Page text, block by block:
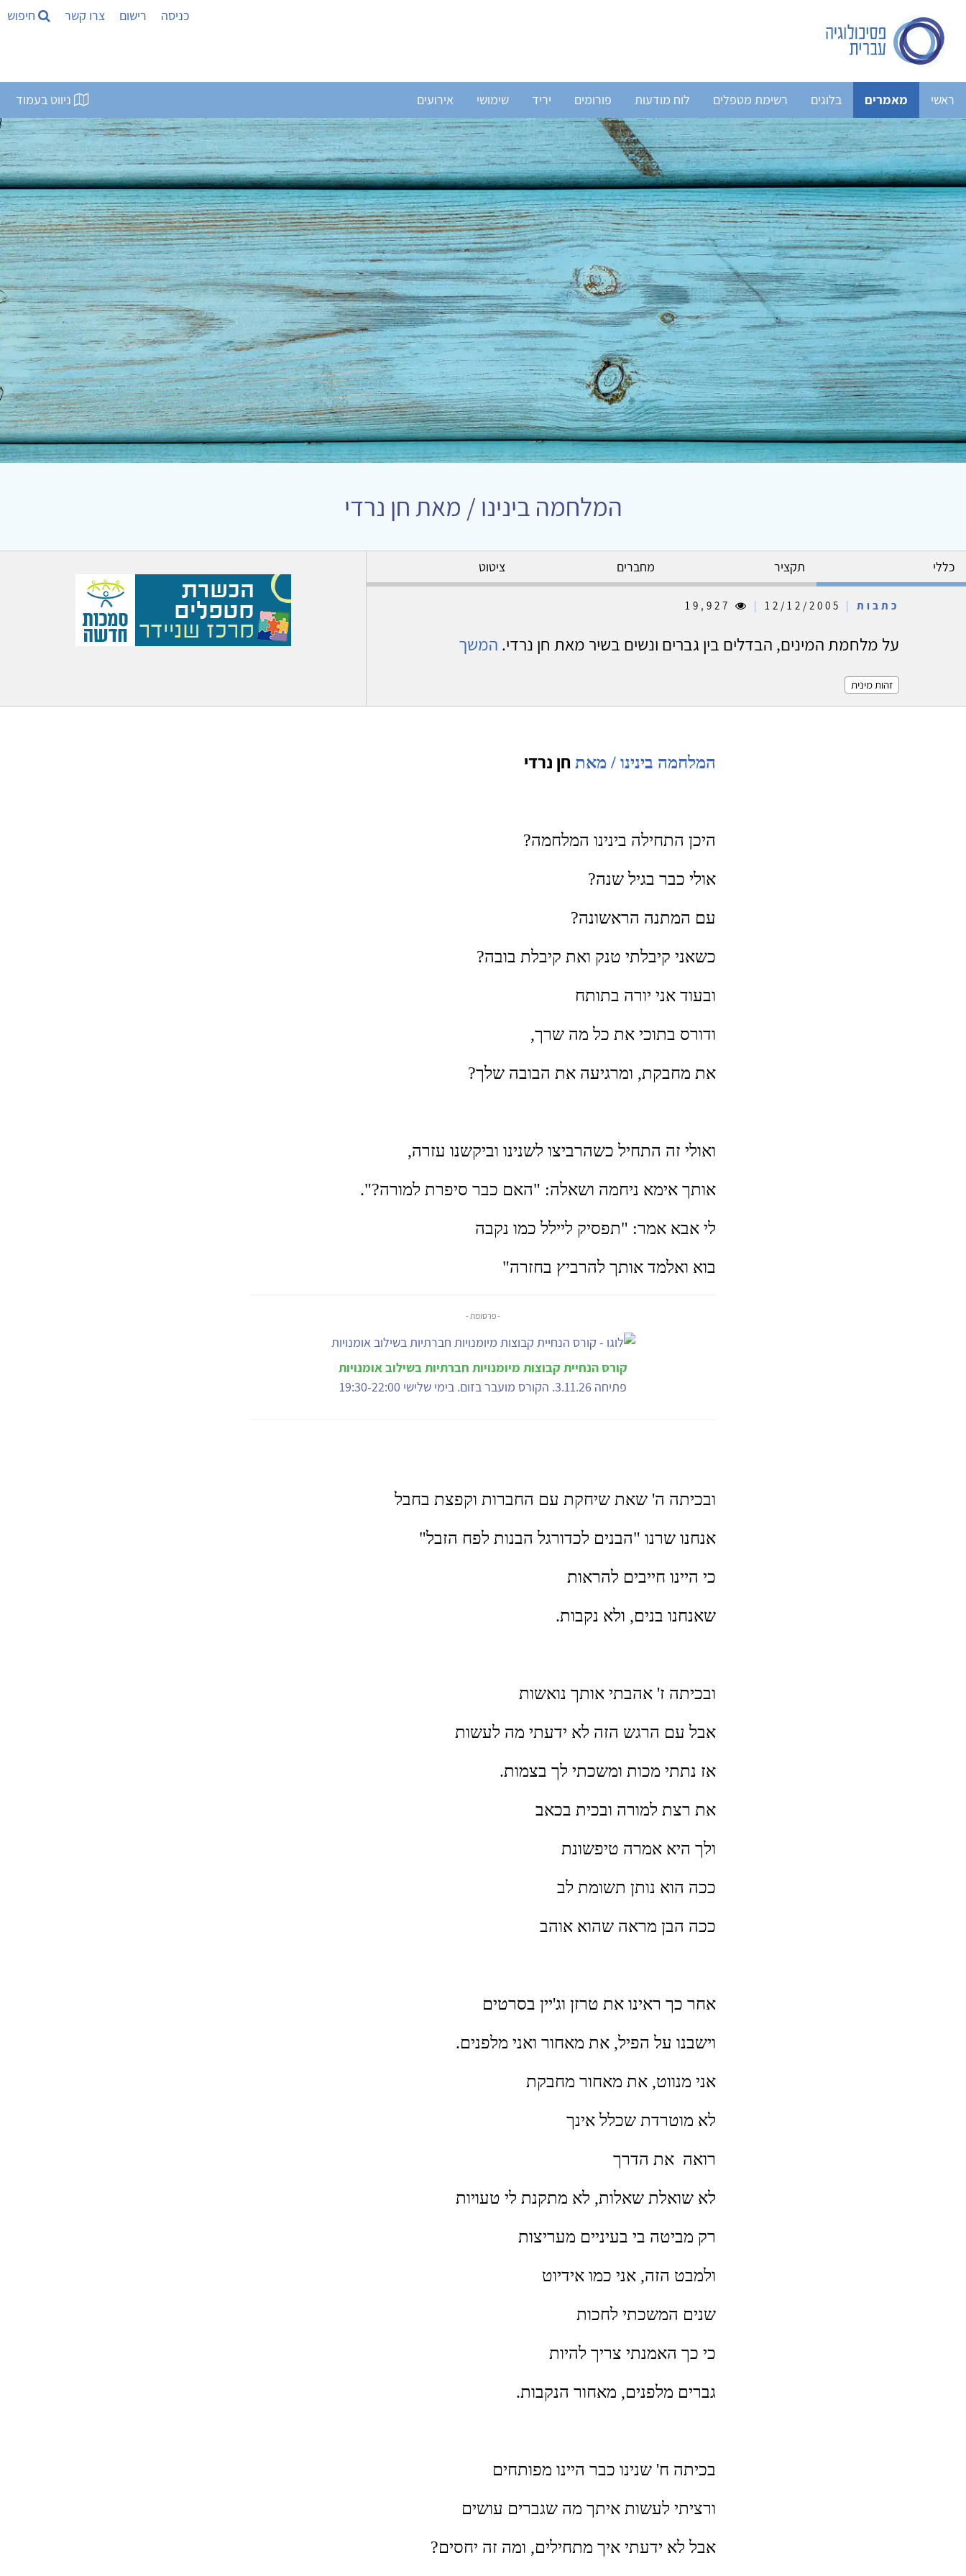
כניסה רישום צרו קשר חיפוש
ראשי מאמרים בלוגים רשימת מטפלים לוח מודעות פורומים יריד שימושי אירועים ניווט בעמוד
המלחמה בינינו / מאת חן נרדי
כללי תקציר מחברים ציטוט
כתבות |
|
על מלחמת המינים, הבדלים בין גברים ונשים בשיר מאת חן נרדי. המשך
זהות מינית
המלחמה בינינו / מאת חן נרדי
היכן התחילה בינינו המלחמה?
אולי כבר בגיל שנה?
עם המתנה הראשונה?
כשאני קיבלתי טנק ואת קיבלת בובה?
ובעוד אני יורה בתותח
ודורס בתוכי את כל מה שרך,
את מחבקת, ומרגיעה את הבובה שלך?
ואולי זה התחיל כשהרביצו לשנינו וביקשנו עזרה,
אותך אימא ניחמה ושאלה: "האם כבר סיפרת למורה?".
לי אבא אמר: "תפסיק ליילל כמו נקבה
בוא ואלמד אותך להרביץ בחזרה"
- פרסומת -
קורס הנחיית קבוצות מיומנויות חברתיות בשילוב אומנויות
פתיחה 3.11.26. הקורס מועבר בזום. בימי שלישי 19:30-22:00
ובכיתה ה' שאת שיחקת עם החברות וקפצת בחבל
אנחנו שרנו "הבנים לכדורגל הבנות לפח הזבל"
כי היינו חייבים להראות
שאנחנו בנים, ולא נקבות.
ובכיתה ז' אהבתי אותך נואשות
אבל עם הרגש הזה לא ידעתי מה לעשות
אז נתתי מכות ומשכתי לך בצמות.
את רצת למורה ובכית בכאב
ולך היא אמרה טיפשונת
ככה הוא נותן תשומת לב
ככה הבן מראה שהוא אוהב
אחר כך ראינו את טרזן וג'יין בסרטים
וישבנו על הפיל, את מאחור ואני מלפנים.
אני מנווט, את מאחור מחבקת
לא מוטרדת שכלל אינך
רואה את הדרך
לא שואלת שאלות, לא מתקנת לי טעויות
רק מביטה בי בעיניים מעריצות
ולמבט הזה, אני כמו אידיוט
שנים המשכתי לחכות
כי כך האמנתי צריך להיות
גברים מלפנים, מאחור הנקבות.
בכיתה ח' שנינו כבר היינו מפותחים
ורציתי לעשות איתך מה שגברים עושים
אבל לא ידעתי איך מתחילים, ומה זה יחסים?